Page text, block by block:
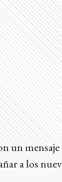
un
a los